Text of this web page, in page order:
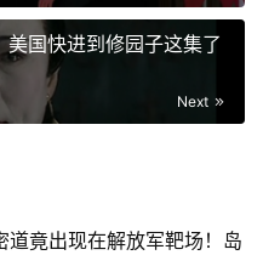
国快进到修园子这集了
Next
竟出现在解放军靶场！岛